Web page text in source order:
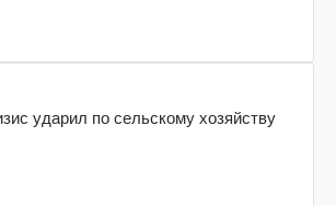
ударил по сельскому хозяйству